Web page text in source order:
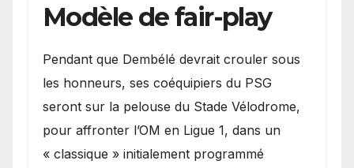
Modèle de fair-play
Pendant que Dembélé devrait crouler sous
les honneurs, ses coéquipiers du PSG
seront sur la pelouse du Stade Vélodrome,
pour affronter l’OM en Ligue 1, dans un
« classique » initialement programmé